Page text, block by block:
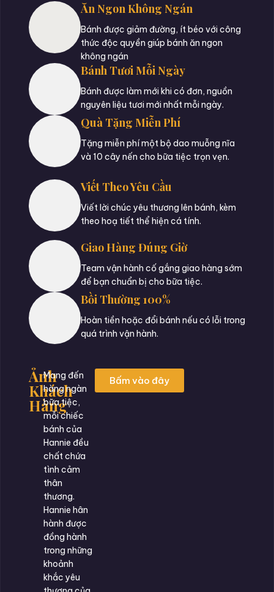
Ăn Ngon Không Ngán
Bánh được giảm đường, ít béo với công
thức độc quyền giúp bánh ăn ngon
không ngán
Bánh Tươi Mỗi Ngày
Bánh được làm mới khi có đơn, nguồn
nguyên liệu tươi mới nhất mỗi ngày.
Quà Tặng Miễn Phí
Tặng miễn phí một bộ dao muỗng nĩa
và 10 cây nến cho bữa tiệc trọn vẹn.
Viết Theo Yêu Cầu
Viết lời chúc yêu thương lên bánh, kèm
theo hoạ tiết thể hiện cá tính.
Giao Hàng Đúng Giờ
Team vận hành cố gắng giao hàng sớm
để bạn chuẩn bị cho bữa tiệc.
Bồi Thường 100%
Hoàn tiền hoặc đổi bánh nếu có lỗi trong
quá trình vận hành.
Ảnh
Khách
Hàng
Mang đến
hàng ngàn
bữa tiệc,
mỗi chiếc
bánh của
Hannie đều
chất chứa
tình cảm
thân
thương.
Hannie hân
hành được
đồng hành
trong những
khoảnh
khắc yêu
Bấm vào đây